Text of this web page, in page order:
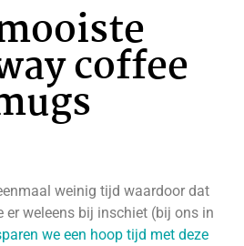
coffee
weinig tijd waardoor dat
er weleens bij inschiet (bij ons in
we een hoop tijd met deze